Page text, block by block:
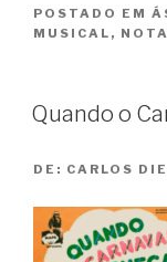
Hi
POSTADO EM
MUSICAL ,
Quando o
DE: CARLOS